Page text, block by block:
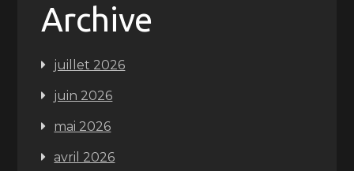
Archive
juillet 2026
juin 2026
mai 2026
avril 2026